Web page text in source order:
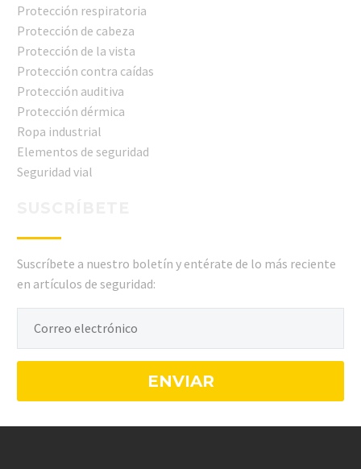
Protección respiratoria
Protección de cabeza
Protección de la vista
Protección contra caídas
Protección auditiva
Protección dérmica
Ropa industrial
Elementos de seguridad
Seguridad vial
Suscríbete a nuestro boletín y entérate de lo más reciente
en artículos de seguridad: